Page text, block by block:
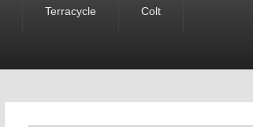
Terracycle Colt